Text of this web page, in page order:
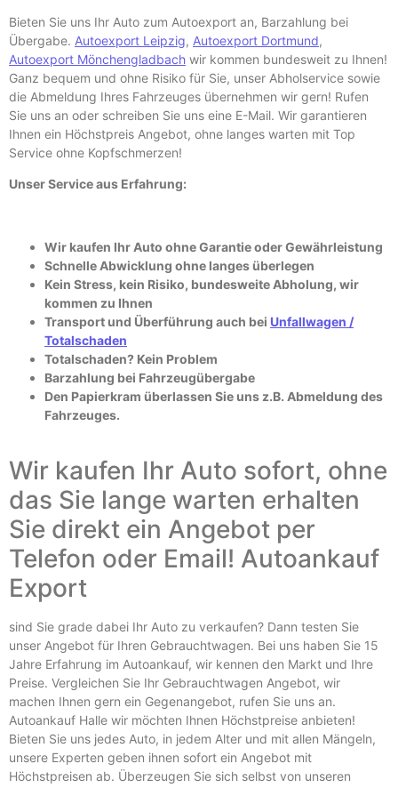
Bieten Sie uns Ihr Auto zum Autoexport an, Barzahlung bei
Übergabe. Autoexport Leipzig, Autoexport Dortmund,
Autoexport Mönchengladbach wir kommen bundesweit zu Ihnen!
Ganz bequem und ohne Risiko für Sie, unser Abholservice sowie
die Abmeldung Ihres Fahrzeuges übernehmen wir gern! Rufen
Sie uns an oder schreiben Sie uns eine E-Mail. Wir garantieren
Ihnen ein Höchstpreis Angebot, ohne langes warten mit Top
Service ohne Kopfschmerzen!
Unser Service aus Erfahrung:
Wir kaufen Ihr Auto ohne Garantie oder Gewährleistung
Schnelle Abwicklung ohne langes überlegen
Kein Stress, kein Risiko, bundesweite Abholung, wir
kommen zu Ihnen
Transport und Überführung auch bei Unfallwagen /
Totalschaden
Totalschaden? Kein Problem
Barzahlung bei Fahrzeugübergabe
Den Papierkram überlassen Sie uns z.B. Abmeldung des
Fahrzeuges.
Wir kaufen Ihr Auto sofort, ohne
das Sie lange warten erhalten
Sie direkt ein Angebot per
Telefon oder Email! Autoankauf
Export
sind Sie grade dabei Ihr Auto zu verkaufen? Dann testen Sie
unser Angebot für Ihren Gebrauchtwagen. Bei uns haben Sie 15
Jahre Erfahrung im Autoankauf, wir kennen den Markt und Ihre
Preise. Vergleichen Sie Ihr Gebrauchtwagen Angebot, wir
machen Ihnen gern ein Gegenangebot, rufen Sie uns an.
Autoankauf Halle wir möchten Ihnen Höchstpreise anbieten!
Bieten Sie uns jedes Auto, in jedem Alter und mit allen Mängeln,
unsere Experten geben ihnen sofort ein Angebot mit
Höchstpreisen ab. Überzeugen Sie sich selbst von unseren